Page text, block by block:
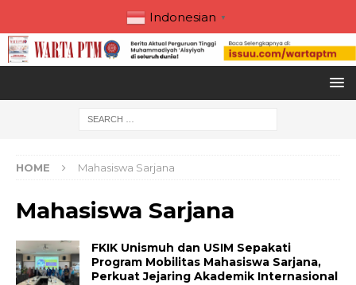
Indonesian ▼
HOME Mahasiswa Sarjana
Mahasiswa Sarjana
FKIK Unismuh dan USIM Sepakati
Program Mobilitas Mahasiswa Sarjana,
Perkuat Jejaring Akademik Internasional